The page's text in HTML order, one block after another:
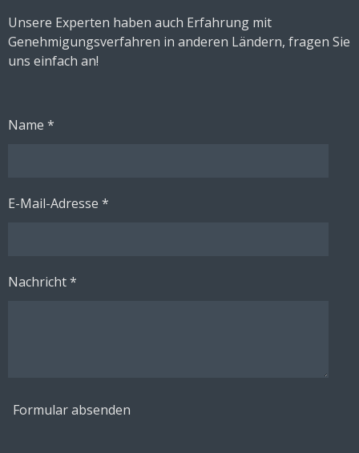
Unsere Experten haben auch Erfahrung mit
Genehmigungsverfahren in anderen Ländern, fragen Sie
uns einfach an!
Name *
E-Mail-Adresse *
Nachricht *
Formular absenden